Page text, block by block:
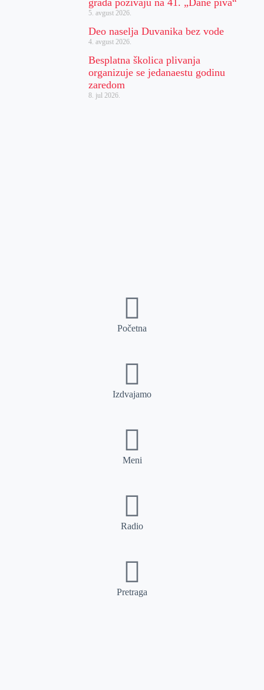
grada pozivaju na 41. „Dane piva“
5. avgust 2026.
Deo naselja Duvanika bez vode
4. avgust 2026.
Besplatna školica plivanja
organizuje se jedanaestu godinu
zaredom
8. jul 2026.
Početna
Izdvajamo
Meni
Radio
Pretraga